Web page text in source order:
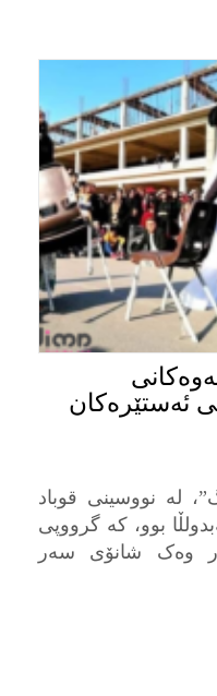
ئەستێرەکان
لە نووسینی قوباد
بوو، کە گرووپی
وەک شانۆی سەر